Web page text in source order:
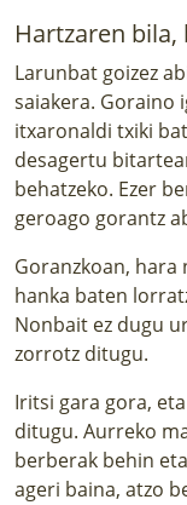
Hartzaren bila,
Larunbat goizez
saiakera. Goraino
itxaronaldi txiki
desagertu
behatzeko. Ezer
geroago gorantz
Goranzkoan, hara
hanka baten
Nonbait ez dugu
zorrotz ditugu.
Iritsi gara gora,
ditugu. Aurreko
berberak behin
ageri baina, atzo